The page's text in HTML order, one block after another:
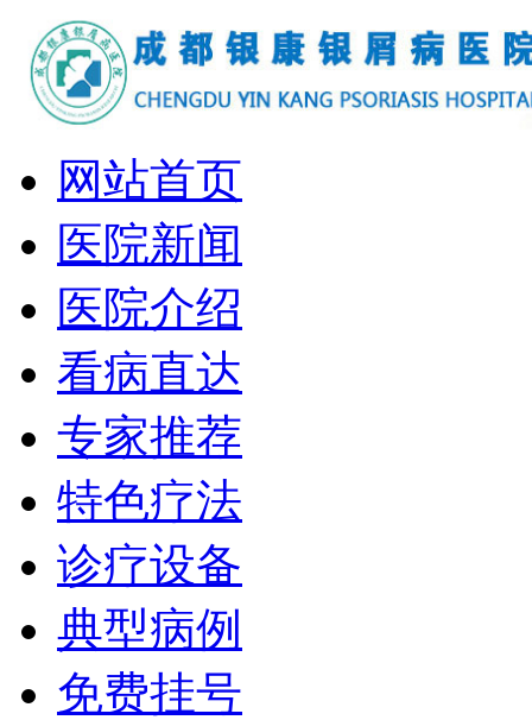
网站首页
医院新闻
医院介绍
看病直达
专家推荐
特色疗法
诊疗设备
典型病例
免费挂号